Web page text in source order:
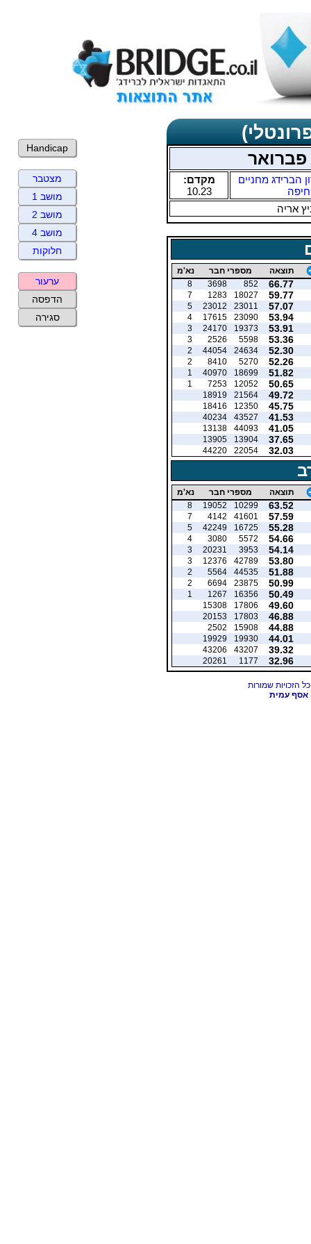
פברואר
הברידג מחניים
חיפה
מקדם:
10.23
אריה
תוצאה מספרי חבר נא'מ
66.77
852
3698
8
59.77
18027
1283
7
57.07
23011
23012
5
53.94
23090
17615
4
53.91
19373
24170
3
53.36
5598
2526
3
52.30
24634
44054
2
52.26
5270
8410
2
51.82
18699
40970
1
50.65
12052
7253
1
49.72
21564
18919
45.75
12350
18416
41.53
43527
40234
41.05
44093
13138
37.65
13904
13905
32.03
22054
44220
תוצאה מספרי חבר נא'מ
63.52
10299
19052
8
57.59
41601
4142
7
55.28
16725
42249
5
54.66
5572
3080
4
54.14
3953
20231
3
53.80
42789
12376
3
51.88
44535
5564
2
50.99
23875
6694
2
50.49
16356
1267
1
49.60
17806
15308
46.88
17803
20153
44.88
15908
2502
44.01
19930
19929
39.32
43207
43206
32.96
1177
20261
אסף עמית
Handicap
מצטבר
מושב 1
מושב 2
מושב 4
חלוקות
ערעור
הדפסה
סגירה